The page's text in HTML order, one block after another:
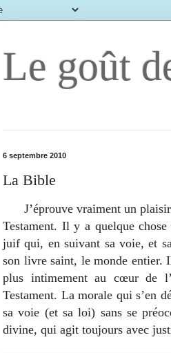
Le goût
6 septembre 2010
La Bible
J’éprouve vraiment un
Testament. Il y a quelque
juif qui, en suivant sa voie, et
son livre saint, le monde entier.
plus intimement au cœur de
Testament. La morale qui s’en
sa voie (et sa loi) sans se
divine, qui agit toujours avec